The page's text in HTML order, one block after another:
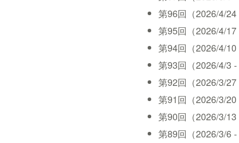
第96回（2026/4/
第95回（2026/4/
第94回（2026/4/
第93回（2026/4/3
第92回（2026/3/
第91回（2026/3/
第90回（2026/3/
第89回（2026/3/6